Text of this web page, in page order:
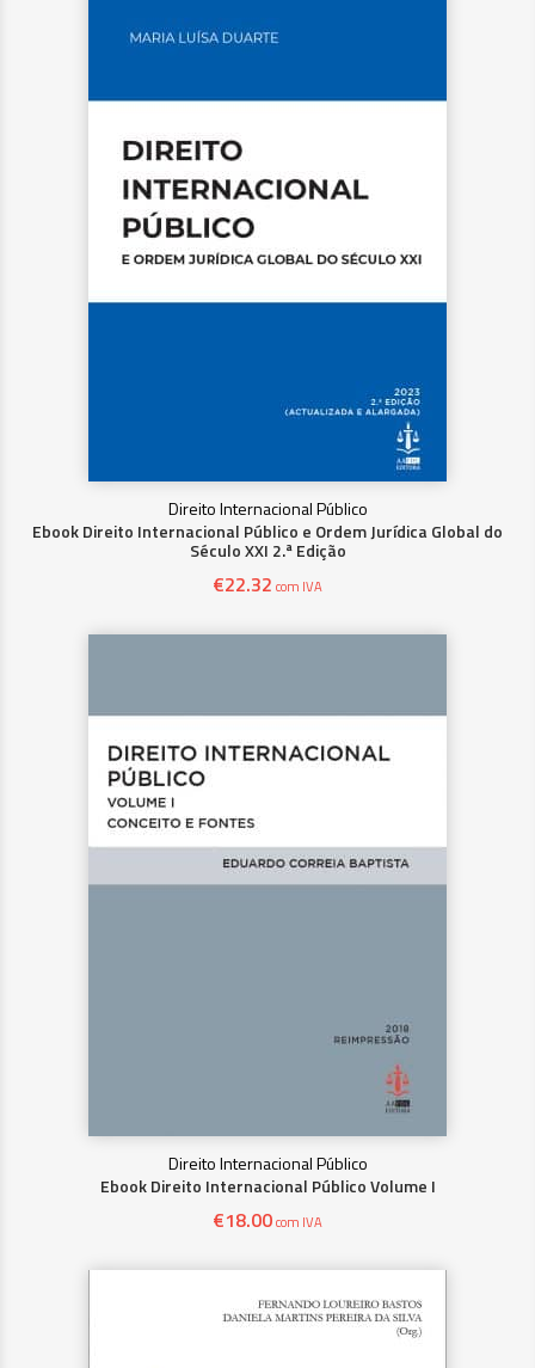
Direito Internacional Público
Ebook Direito Internacional Público e Ordem Jurídica Global do
Século XXI 2.ª Edição
€22.32 com IVA
Direito Internacional Público
Ebook Direito Internacional Público Volume I
€18.00com IVA